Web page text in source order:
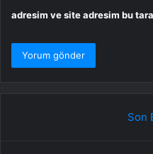
adresim ve site adresim bu
Son